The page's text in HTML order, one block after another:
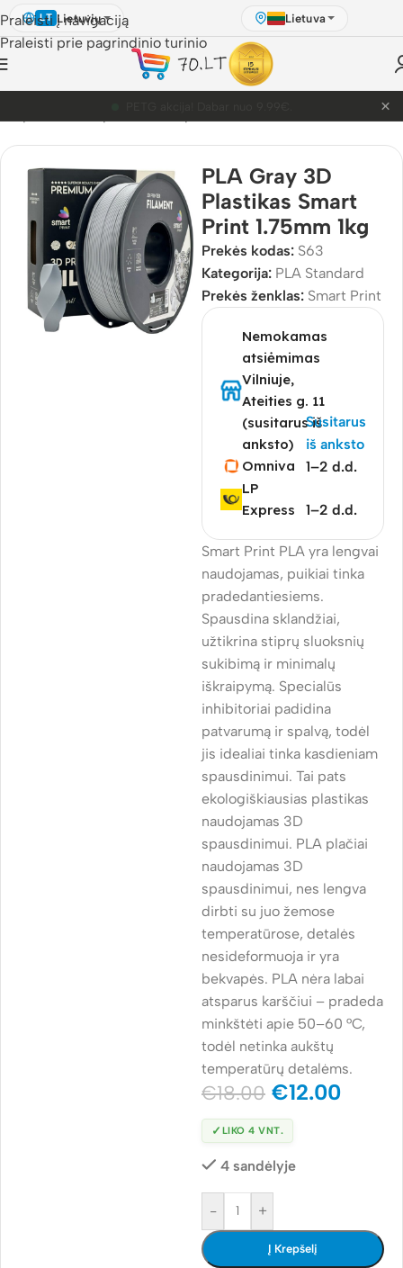
Praleisti į navigaciją
Praleisti prie pagrindinio turinio
LT Lietuvių Lietuva
×
PLA Gray 3D
Plastikas Smart
Print 1.75mm 1kg
Prekės kodas: S63
Kategorija: PLA Standard
Prekės ženklas: Smart Print
Nemokamas
atsiėmimas
Vilniuje,
Ateities g. 11
(susitarus iš
anksto)
Susitarus
iš anksto
Omniva
1–2 d.d.
LP
Express
1–2 d.d.
Smart Print PLA yra lengvai
naudojamas, puikiai tinka
pradedantiesiems.
Spausdina sklandžiai,
užtikrina stiprų sluoksnių
sukibimą ir minimalų
iškraipymą. Specialūs
inhibitoriai padidina
patvarumą ir spalvą, todėl
jis idealiai tinka kasdieniam
spausdinimui. Tai pats
ekologiškiausias plastikas
naudojamas 3D
spausdinimui. PLA plačiai
naudojamas 3D
spausdinimui, nes lengva
dirbti su juo žemose
temperatūrose, detalės
nesideformuoja ir yra
bekvapės. PLA nėra labai
atsparus karščiui – pradeda
minkštėti apie 50–60 °C,
todėl netinka aukštų
temperatūrų detalėms.
€18.00 €12.00
✓ LIKO 4 VNT.
4 sandėlyje
- +
Į Krepšelį